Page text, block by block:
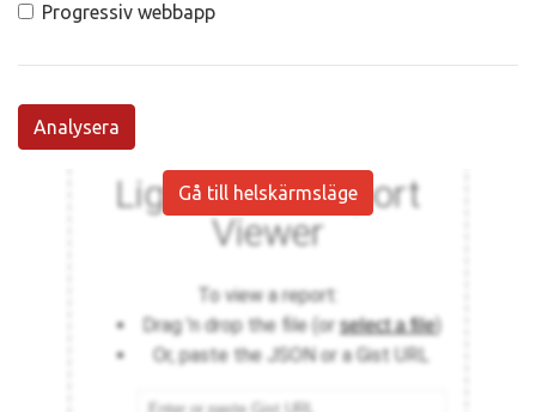
Progressiv webbapp
Analysera
Gå till helskärmsläge